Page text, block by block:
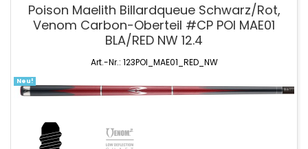
Poison Maelith Billardqueue Schwarz/Rot,
Venom Carbon-Oberteil #CP POI MAE01
BLA/RED NW 12.4
Art.-Nr.: 123POI_MAE01_RED_NW
Neu!